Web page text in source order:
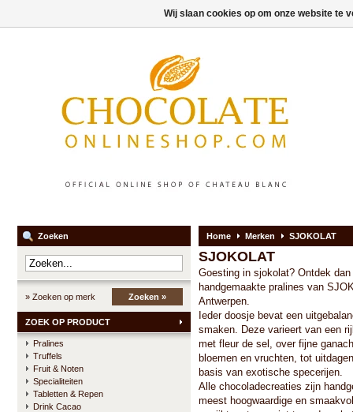
Zoeken
» Zoeken op merk Zoeken »
ZOEK OP PRODUCT
Pralines
Truffels
Fruit & Noten
Specialiteiten
Tabletten & Repen
Drink Cacao
Home Merken SJOKOLAT
SJOKOLAT
Goesting in sjokolat? Ontdek
handgemaakte pralines van
Antwerpen.
Ieder doosje bevat een
smaken. Deze varieert van een
met fleur de sel, over fijne
bloemen en vruchten, tot
basis van exotische specerijen.
Alle chocoladecreaties zijn
meest hoogwaardige en
Wij slaan cookies op om onze website te